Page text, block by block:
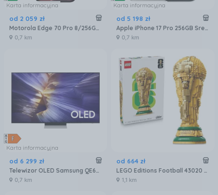
Karta informacyjna
od 2 059 zł
Motorola Edge 70 Pro 8/256GB Bordowy
0,7 km
Karta informacyjna
od 5 198 zł
Apple iPhone 17 Pro 256GB Srebrny
0,7 km
Karta informacyjna
od 6 299 zł
Telewizor OLED Samsung QE65S90FATXXH 65 cali 4K UHD
0,7 km
od 664 zł
LEGO Editions Football 43020 Oficjalny Puchar Świata FIFA
1,1 km